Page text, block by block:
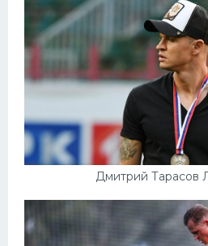
Дмитрий Тарасов